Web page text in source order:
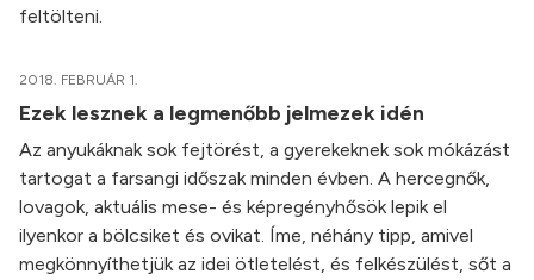
feltölteni.
2018. FEBRUÁR 1.
Ezek lesznek a legmenőbb jelmezek idén
Az anyukáknak sok fejtörést, a gyerekeknek sok mókázást
tartogat a farsangi időszak minden évben. A hercegnők,
lovagok, aktuális mese- és képregényhősök lepik el
ilyenkor a bölcsiket és ovikat. Íme, néhány tipp, amivel
megkönnyíthetjük az idei ötletelést, és felkészülést, sőt a